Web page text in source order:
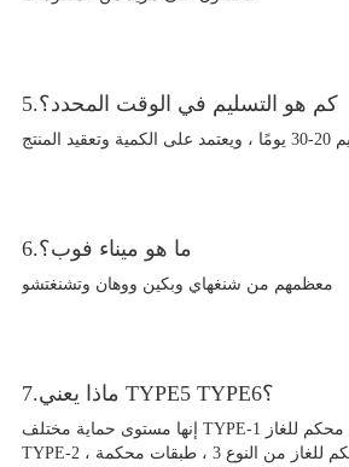
5.كم هو التسليم في الوقت المحدد؟
6.ما هو ميناء فوب؟
معظمهم من شنغهاي وبكين ووهان وتشنغتشو
7.ماذا يعني TYPE5 TYPE6؟
إنها مستوى حماية مختلف TYPE-1 محكم الغلق تمامًا ، محكم للغاز
TYPE-2 ، حماية كاملة ، غير محكم للغاز من النوع 3 ، طبقات محكمة